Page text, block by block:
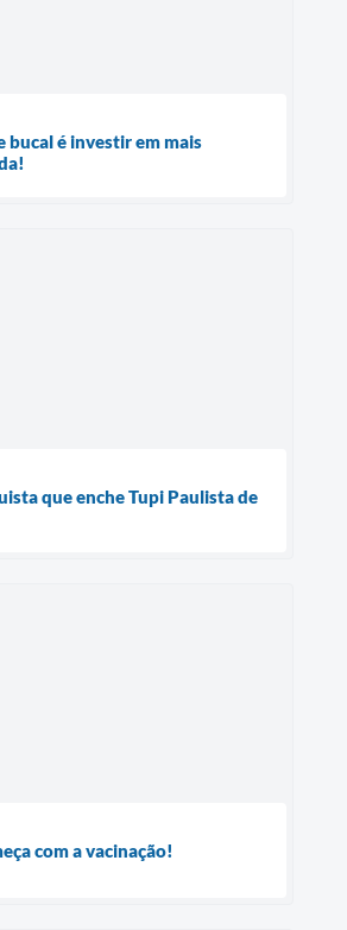
bucal é investir em mais
que enche Tupi Paulista de
com a vacinação!